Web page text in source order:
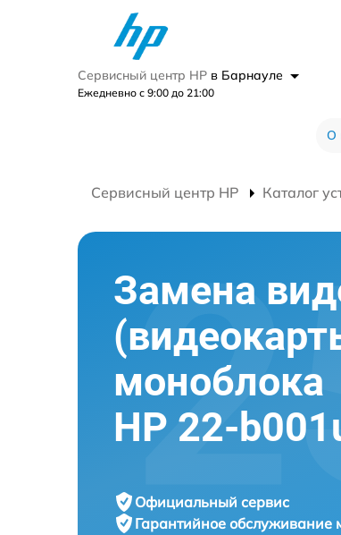
Сервисный центр HP в Барнауле
Ежедневно с 9:00 до 21:00
О
Сервисный центр HP Каталог
Замена
моноблока
HP 22-
Официальный сервис
Гарантийное обслуживание